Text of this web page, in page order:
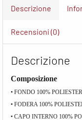
Descrizione
Recensioni (0)
Descrizione
Composizione
• FONDO 100%
• FODERA 100%
• CAPO INTERNO 100%